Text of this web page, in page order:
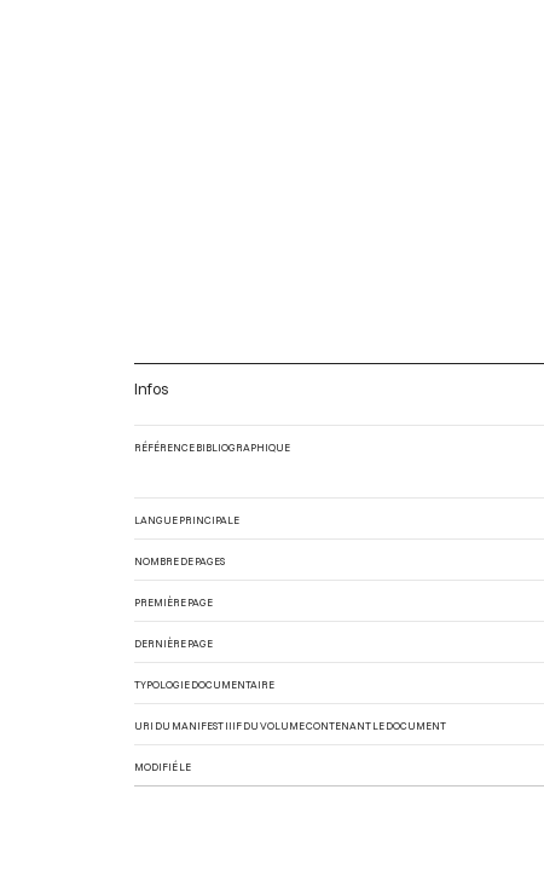
Infos
RÉFÉRENCE BIBLIOGRAPHIQUE
LANGUE PRINCIPALE
NOMBRE DE PAGES
PREMIÈRE PAGE
DERNIÈRE PAGE
TYPOLOGIE DOCUMENTAIRE
URI DU MANIFEST IIIF DU VOLUME CONTENANT LE DOCUMENT
MODIFIÉ LE